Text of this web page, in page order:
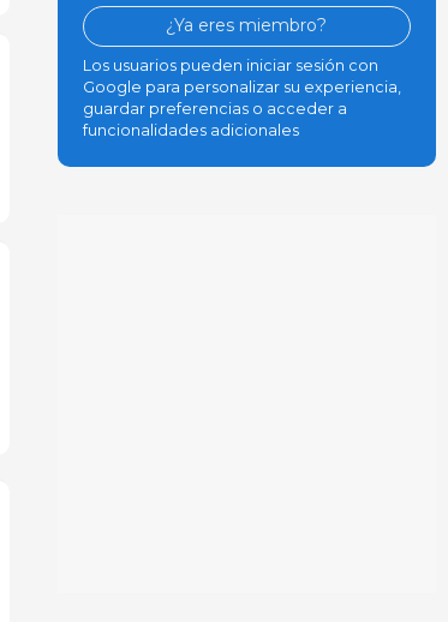
¿Ya eres miembro?
Los usuarios pueden iniciar sesión con
Google para personalizar su experiencia,
guardar preferencias o acceder a
funcionalidades adicionales